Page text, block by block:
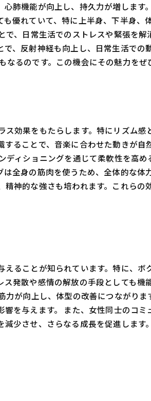
肺機能が向上し、持久力が増します
優れていて、特に上半身、下半身、
、日常生活でのストレスや緊張を解
、反射神経も向上し、日常生活での
るのです。この機会にその魅力をぜ
効果をもたらします。特にリズム
ることで、音楽に合わせた動きが自
ィショニングを通じて柔軟性を高
全身の筋肉を使うため、全体的な体
神的な強さも培われます。これらの
ることが知られています。特に、ボ
発散や感情の解放の手段としても機
が向上し、体型の改善につながり
を与えます。 また、女性同士のコ
少させ、さらなる成長を促進します